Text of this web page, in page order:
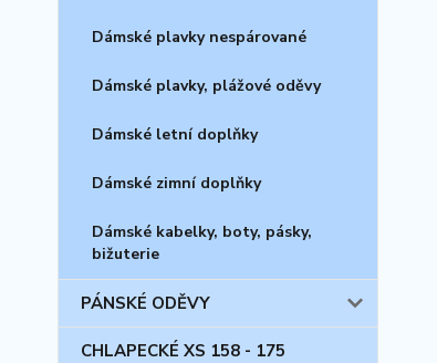
Dámské plavky nespárované
Dámské plavky, plážové oděvy
Dámské letní doplňky
Dámské zimní doplňky
Dámské kabelky, boty, pásky,
bižuterie
PÁNSKÉ ODĚVY
CHLAPECKÉ XS 158 - 175